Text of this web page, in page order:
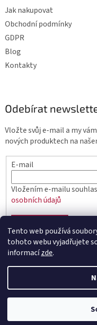
Tento web používá
tohoto webu vyjadřujete
informacízde.
Jak nakupovat
Obchodní podmínky
GDPR
Blog
Kontakty
Odebírat
Vložte svůj e-mail a my
nových produktech na
E-mail
Vložením e-mailu
osobních údajů
Copyright 2026